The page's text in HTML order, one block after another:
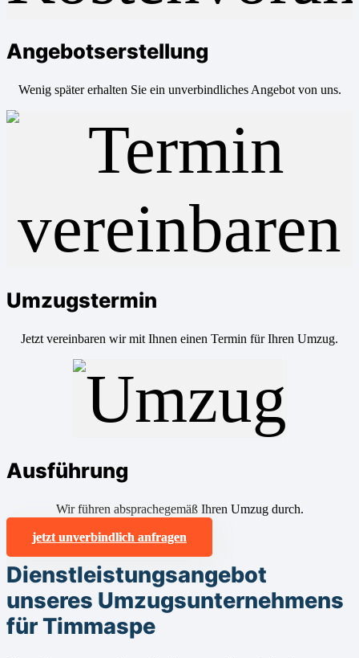
Angebotserstellung
Wenig später erhalten Sie ein unverbindliches Angebot von uns.
Umzugstermin
Jetzt vereinbaren wir mit Ihnen einen Termin für Ihren Umzug.
Ausführung
Wir führen absprachegemäß Ihren Umzug durch.
jetzt unverbindlich anfragen
Dienstleistungsangebot
unseres Umzugsunternehmens
für Timmaspe